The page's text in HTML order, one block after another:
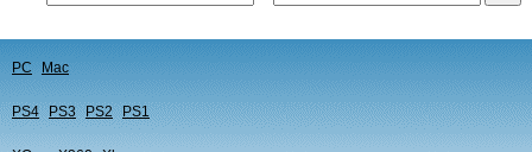
PC Mac
PS4 PS3 PS2 PS1